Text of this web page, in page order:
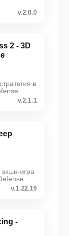
v.2.0.0
2 - 3D
в
v.2.1.1
игра
v.1.22.19
-